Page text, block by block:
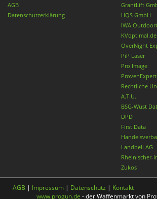
AGB
Datenschutzerklärung
GrantLift
HQS GmbH
IWA
OverNight
PiP Laser
Pro Image
ProvenExpert
Rechtliche
A.T.U.
BSG-Wüst
DPD
First Data
Landbell AG
Rheinischer-
Zukos
AGB | Impressum | Datenschutz | Kontakt
www.progun.de - der Waffenmarkt von